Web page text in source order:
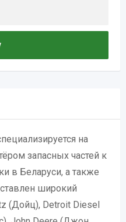
на
запасных частей к
в Беларуси, а также
широкий
(Дойц), Detroit Diesel